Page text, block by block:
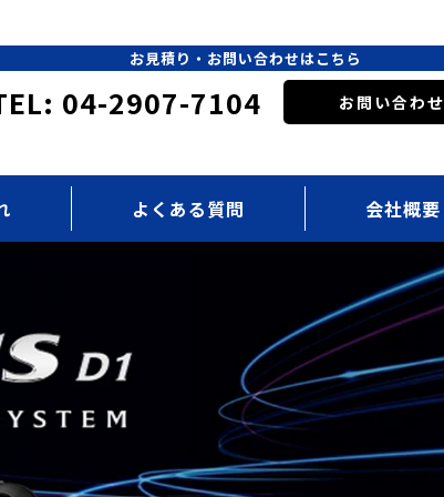
お見積り・お問い合わせはこちら
04-2907-7104 お問い合わせ
よくある質問 会社概要